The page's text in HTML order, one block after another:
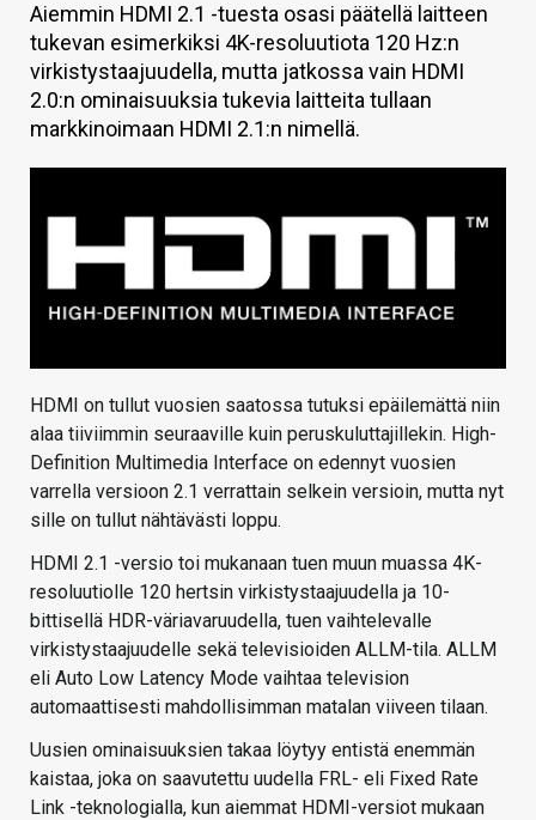
KAUPPA
VAIHDA TEEMA
HAKU
Aiemmin HDMI 2.1 -tuesta osasi päätellä laitteen
tukevan esimerkiksi 4K-resoluutiota 120 Hz:n
virkistystaajuudella, mutta jatkossa vain HDMI
2.0:n ominaisuuksia tukevia laitteita tullaan
markkinoimaan HDMI 2.1:n nimellä.
HDMI on tullut vuosien saatossa tutuksi epäilemättä niin
alaa tiiviimmin seuraaville kuin peruskuluttajillekin. High-
Definition Multimedia Interface on edennyt vuosien
varrella versioon 2.1 verrattain selkein versioin, mutta nyt
sille on tullut nähtävästi loppu.
HDMI 2.1 -versio toi mukanaan tuen muun muassa 4K-
resoluutiolle 120 hertsin virkistystaajuudella ja 10-
bittisellä HDR-väriavaruudella, tuen vaihtelevalle
virkistystaajuudelle sekä televisioiden ALLM-tila. ALLM
eli Auto Low Latency Mode vaihtaa television
automaattisesti mahdollisimman matalan viiveen tilaan.
Uusien ominaisuuksien takaa löytyy entistä enemmän
kaistaa, joka on saavutettu uudella FRL- eli Fixed Rate
Link -teknologialla, kun aiemmat HDMI-versiot mukaan